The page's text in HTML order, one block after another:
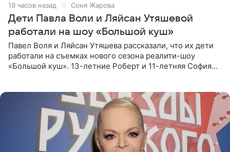
19 часов назад Соня Жарова
Дети Павла Воли и Ляйсан Утяшевой
работали на шоу «Большой куш»
Павел Воля и Ляйсан Утяшева рассказали, что их дети
работали на съемках нового сезона реалити-шоу
«Большой куш». 13-летние Роберт и 11-летняя София